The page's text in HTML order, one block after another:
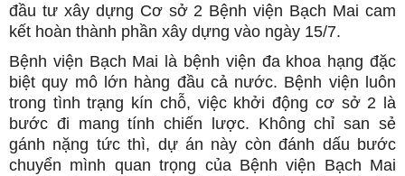
đầu tư xây dựng Cơ sở 2 Bệnh viện Bạch Mai cam
kết hoàn thành phần xây dựng vào ngày 15/7.
Bệnh viện Bạch Mai là bệnh viện đa khoa hạng đặc
biệt quy mô lớn hàng đầu cả nước. Bệnh viện luôn
trong tình trạng kín chỗ, việc khởi động cơ sở 2 là
bước đi mang tính chiến lược. Không chỉ san sẻ
gánh nặng tức thì, dự án này còn đánh dấu bước
chuyển mình quan trọng của Bệnh viện Bạch Mai